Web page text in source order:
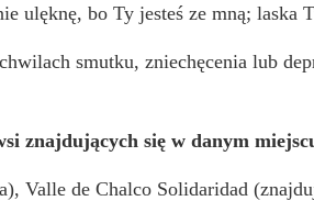
ulęknę, bo Ty jesteś ze mną;
smutku, zniechęcenia lub
znajdujących się w danym
Valle de Chalco Solidaridad